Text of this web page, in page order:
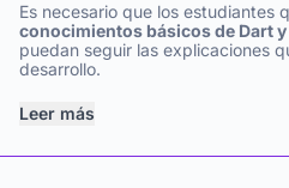
Es necesario que los estudiantes
conocimientos básicos de Dart
puedan seguir las explicaciones
desarrollo.
Leer más